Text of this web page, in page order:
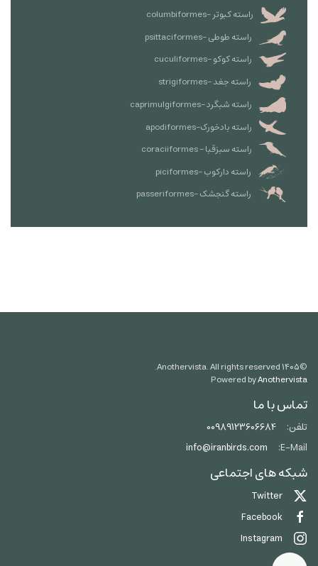
راسته کبوتر -columbiformes
راسته طوطی -psittaciformes
راسته کوکو -cuculiformes
راسته جغد -strigiformes
راسته شبگرد -caprimulgiformes
راسته بادخورک-apodiformes
راسته سبزقبا - coraciiformes
راسته دارکوب -piciformes
راسته گنجشک -passeriformes
©۱۴۰۵
Powered byAnothervista
تماس با ما
تلفن:
00989123606684
E-Mail:
info@iranbirds.com
شبکه های اجتماعی
Twitter
Facebook
Instagram